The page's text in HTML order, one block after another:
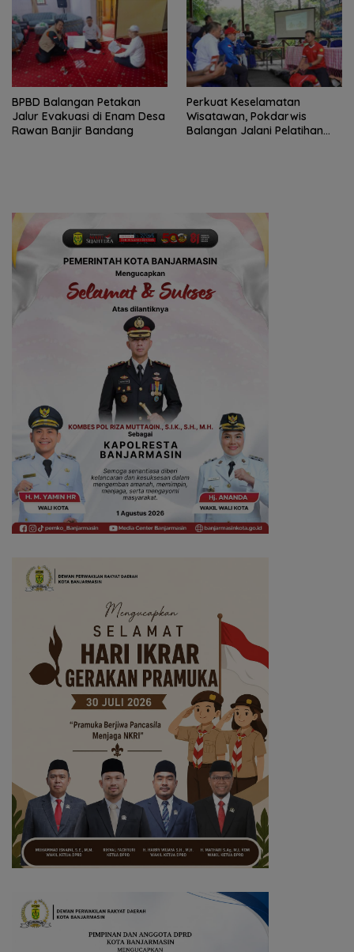
BPBD Balangan Petakan
Jalur Evakuasi di Enam Desa
Rawan Banjir Bandang
Perkuat Keselamatan
Wisatawan, Pokdarwis
Balangan Jalani Pelatihan